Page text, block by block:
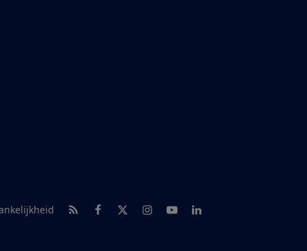
RSS-feed nieuws
Facebook
TwitterInstagram
YoutubeLinkedIn